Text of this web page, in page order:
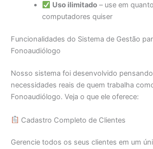
Uso ilimitado– use em
computadores quiser
Funcionalidades do Sistema de Gestão
Fonoaudiólogo
Nosso sistema foi desenvolvido
necessidades reais de quem trabalha
Fonoaudiólogo. Veja o que ele oferece:
Cadastro Completo de Clientes
Gerencie todos os seus clientes em um